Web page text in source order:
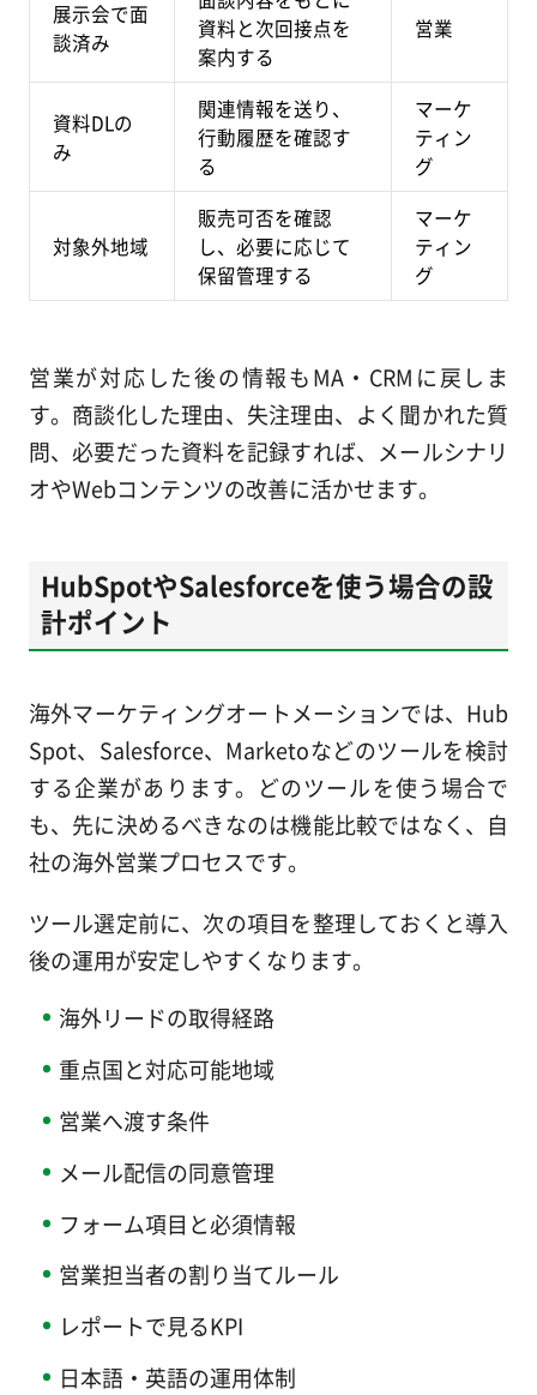
展示会で面
談済み
資料と次回接点を
案内する
営業
資料DLの
み
関連情報を送り、
行動履歴を確認す
る
マーケ
ティン
グ
対象外地域
販売可否を確認
し、必要に応じて
保留管理する
マーケ
ティン
グ
営業が対応した後の情報もMA・CRMに戻しま
す。商談化した理由、失注理由、よく聞かれた質
問、必要だった資料を記録すれば、メールシナリ
オやWebコンテンツの改善に活かせます。
HubSpotやSalesforceを使う場合の設
計ポイント
海外マーケティングオートメーションでは、Hub
Spot、Salesforce、Marketoなどのツールを検討
する企業があります。どのツールを使う場合で
も、先に決めるべきなのは機能比較ではなく、自
社の海外営業プロセスです。
ツール選定前に、次の項目を整理しておくと導入
後の運用が安定しやすくなります。
海外リードの取得経路
重点国と対応可能地域
営業へ渡す条件
メール配信の同意管理
フォーム項目と必須情報
営業担当者の割り当てルール
レポートで見るKPI
日本語・英語の運用体制